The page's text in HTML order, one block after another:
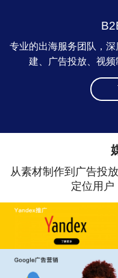
专业的出海服务团队，
建、广告投放、视
从素材制作到广告投
定位用户